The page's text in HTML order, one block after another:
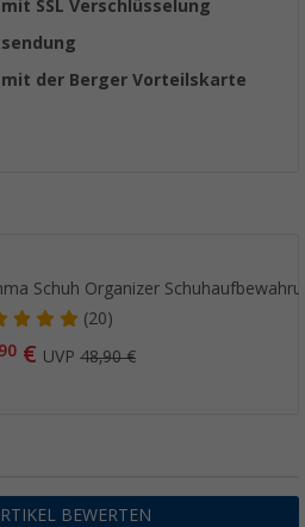
SSL Verschlüsselung
mit der Berger Vorteilskarte
Schuh Organizer
(20)
90 € UVP48,90 €
BEWERTEN